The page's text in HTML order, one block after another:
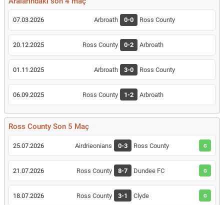
07.03.2026 Arbroath 0-0 Ross County
20.12.2025 Ross County 0-2 Arbroath
01.11.2025 Arbroath 3-0 Ross County
06.09.2025 Ross County 1-2 Arbroath
Ross County Son 5 Maç
25.07.2026 Airdrieonians 0-3 Ross County G
21.07.2026 Ross County 8-7 Dundee FC G
18.07.2026 Ross County 3-1 Clyde G